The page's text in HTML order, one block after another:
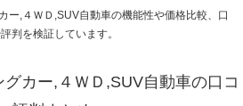
ー,４ＷＤ,SUV自動車の機能性や価格比較、口
判を検証しています。
カー,４ＷＤ,SUV自動車の口コ